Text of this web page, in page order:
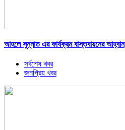
আহলে সুন্নাত এর কার্যক্রম বাস্তবায়নের আহ্বান
সর্বশেষ খবর
জনপ্রিয় খবর